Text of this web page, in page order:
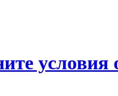
условия